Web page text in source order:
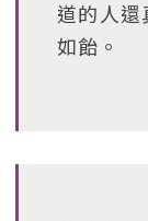
道的人
如飴。